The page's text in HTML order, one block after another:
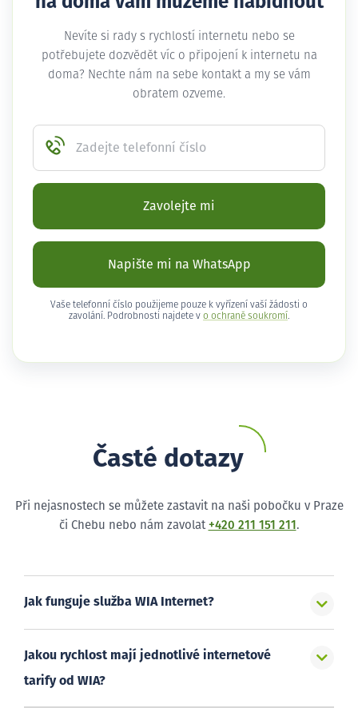
Nevíte si rady s rychlostí internetu nebo se
potřebujete dozvědět víc o připojení k internetu na
doma? Nechte nám na sebe kontakt a my se vám
obratem ozveme.
Zadejte telefonní číslo
Zavolejte mi
Napište mi na WhatsApp
Vaše telefonní číslo použijeme pouze k vyřízení vaší žádosti o
zavolání. Podrobnosti najdete v o ochraně soukromí .
Časté dotazy
Při nejasnostech se můžete zastavit na naši pobočku v Praze
či Chebu nebo nám zavolat +420 211 151 211 .
Jak funguje služba WIA Internet?
Jakou rychlost mají jednotlivé internetové
tarify od WIA?